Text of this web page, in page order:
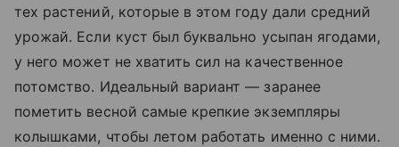
тех растений, которые в этом году дали средний
урожай. Если куст был буквально усыпан ягодами,
у него может не хватить сил на качественное
потомство. Идеальный вариант — заранее
пометить весной самые крепкие экземпляры
колышками, чтобы летом работать именно с ними.